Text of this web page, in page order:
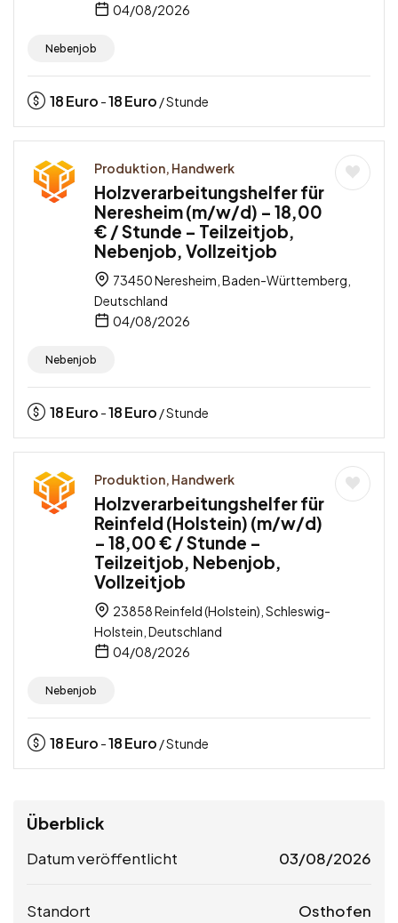
04/08/2026
Nebenjob
18Euro -18Euro / Stunde
Produktion, Handwerk
Holzverarbeitungshelfer für
Neresheim (m/w/d) – 18,00
€ / Stunde – Teilzeitjob,
Nebenjob, Vollzeitjob
73450 Neresheim, Baden-Württemberg,
Deutschland
04/08/2026
Nebenjob
18Euro -18Euro / Stunde
Produktion, Handwerk
Holzverarbeitungshelfer für
Reinfeld (Holstein) (m/w/d)
– 18,00 € / Stunde –
Teilzeitjob, Nebenjob,
Vollzeitjob
23858 Reinfeld (Holstein), Schleswig-
Holstein, Deutschland
04/08/2026
Nebenjob
18Euro -18Euro / Stunde
Überblick
Datum veröffentlicht 03/08/2026
Standort Osthofen